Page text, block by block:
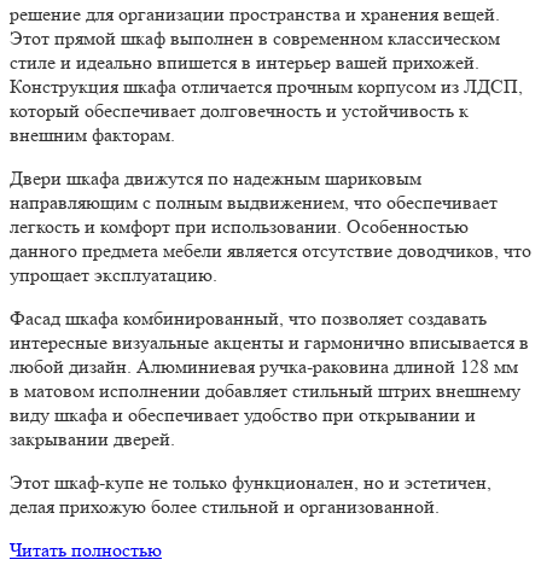
решение для организации пространства и хранения вещей.
Этот прямой шкаф выполнен в современном классическом
стиле и идеально впишется в интерьер вашей прихожей.
Конструкция шкафа отличается прочным корпусом из ЛДСП,
который обеспечивает долговечность и устойчивость к
внешним факторам.
Двери шкафа движутся по надежным шариковым
направляющим с полным выдвижением, что обеспечивает
легкость и комфорт при использовании. Особенностью
данного предмета мебели является отсутствие доводчиков, что
упрощает эксплуатацию.
Фасад шкафа комбинированный, что позволяет создавать
интересные визуальные акценты и гармонично вписывается в
любой дизайн. Алюминиевая ручка-раковина длиной 128 мм
в матовом исполнении добавляет стильный штрих внешнему
виду шкафа и обеспечивает удобство при открывании и
закрывании дверей.
Этот шкаф-купе не только функционален, но и эстетичен,
делая прихожую более стильной и организованной.
Читать полностью